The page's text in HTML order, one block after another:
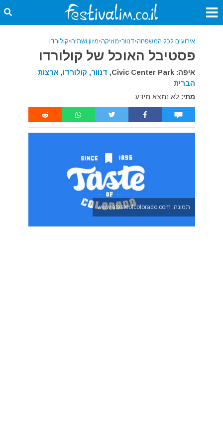
אירועים לכל המשפחה•דנוור•מוזיקה•מזון ושתיה•קולורדו
פסטיבל האוכל של קולורדו
איפה: Civic Center Park, דנוור, קולורדו, ארצות
הברית
מתי: לא נמצא מידע
תמונה: www.atasteofcolorado.com